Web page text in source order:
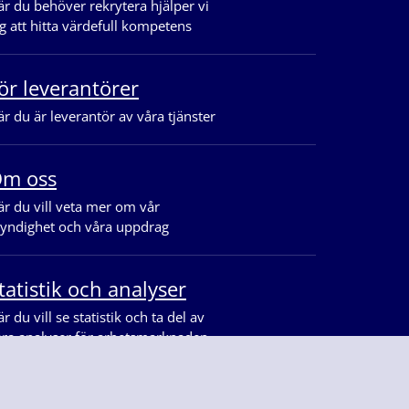
du behöver rekrytera hjälper vi
att hitta värdefull kompetens
leverantörer
du är leverantör av våra tjänster
oss
du vill veta mer om vår
och våra uppdrag
och analyser
du vill se statistik och ta del av
analyser för arbetsmarknaden